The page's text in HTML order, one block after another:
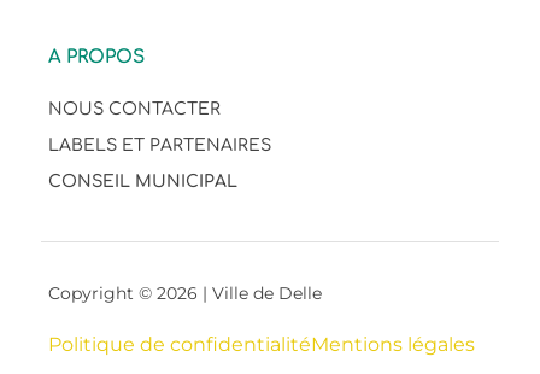
A PROPOS
NOUS CONTACTER
LABELS ET PARTENAIRES
CONSEIL MUNICIPAL
Copyright © 2026 | Ville de Delle
Politique de confidentialitéMentions légales